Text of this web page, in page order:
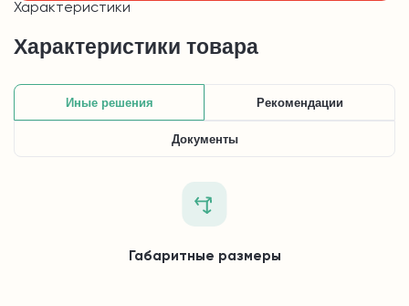
Характеристики
Характеристики товара
Иные решения Рекомендации
Документы
Габаритные размеры